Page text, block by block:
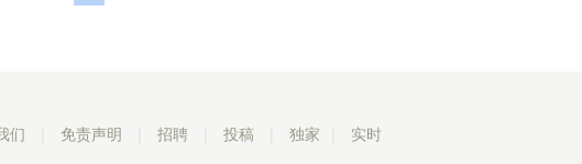
们 免责声明 招聘 投稿 独家 实时